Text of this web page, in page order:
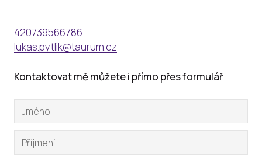
420739566786
lukas.pytlik@taurum.cz
Kontaktovat mě můžete i přímo přes formulář